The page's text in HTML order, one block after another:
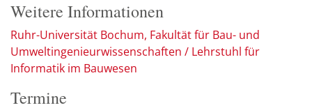
Termine
Weitere Informationen
Ruhr-Universität Bochum, Fakultät für Bau- und
Umweltingenieurwissenschaften / Lehrstuhl für
Informatik im Bauwesen